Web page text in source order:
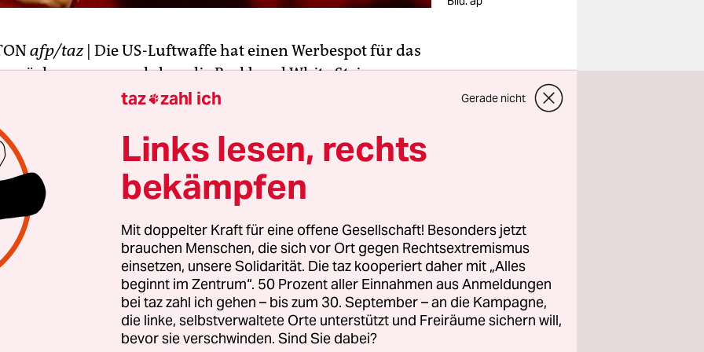
afp/taz | Die US-Luftwaffe hat einen Werbespot für das
nachdem die Rockband White Stripes gegen
eines ihrer Lieder protestiert hatte. Der in der
ersten Mal ausgestrahlte Rekrutierungsspot werde
gezeigt, sagte Luftwaffensprecher Leslie Pratt am
in Washington.
hatte am Vortag Protest eingelegt. Sie beschuldigte die
des Missbrauchs ihrer Musik "für die Rekrutierung zu
Kriegs, den wir nicht unterstützen" und sprach von einer
Die Band erläuterte, sie unterstütze die Armee dieser
Hause und in Zeiten wenn unsere Nation sie braucht und
ist". Die Band wolle jedoch kein "Radzahn im
Konflikt" sein. Zur rechtlichen Lagen teilte die Band mit:
taz zahl ich Gerade nicht
Links lesen, rechts
bekämpfen
Mit doppelter Kraft für eine offene Gesellschaft! Besonders jetzt
brauchen Menschen, die sich vor Ort gegen Rechtsextremismus
einsetzen, unsere Solidarität. Die taz kooperiert daher mit „Alles
beginnt im Zentrum“. 50 Prozent aller Einnahmen aus Anmeldungen
bei taz zahl ich gehen – bis zum 30. September – an die Kampagne,
die linke, selbstverwaltete Orte unterstützt und Freiräume sichern will,
bevor sie verschwinden. Sind Sie dabei?